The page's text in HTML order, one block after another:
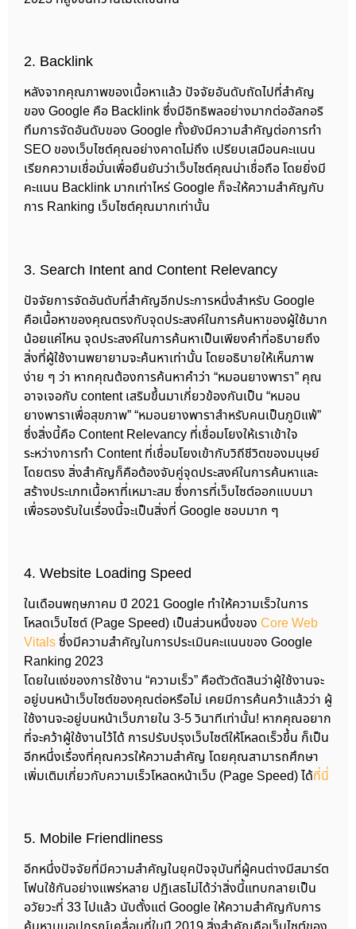
2. Backlink
หลังจากคุณภาพของเนื้อหาแล้ว ปัจจัยอันดับถัดไปที่สำคัญ
ของ Google คือ Backlink ซึ่งมีอิทธิพลอย่างมากต่ออัลกอริ
ทึมการจัดอันดับของ Google ทั้งยังมีความสำคัญต่อการทำ
SEO ของเว็บไซต์คุณอย่างคาดไม่ถึง เปรียบเสมือนคะแนน
เรียกความเชื่อมั่นเพื่อยืนยันว่าเว็บไซต์คุณน่าเชื่อถือ โดยยิ่งมี
คะแนน Backlink มากเท่าไหร่ Google ก็จะให้ความสำคัญกับ
การ Ranking เว็บไซต์คุณมากเท่านั้น
3. Search Intent and Content Relevancy
ปัจจัยการจัดอันดับที่สำคัญอีกประการหนึ่งสำหรับ Google
คือเนื้อหาของคุณตรงกับจุดประสงค์ในการค้นหาของผู้ใช้มาก
น้อยแค่ไหน จุดประสงค์ในการค้นหาเป็นเพียงคำที่อธิบายถึง
สิ่งที่ผู้ใช้งานพยายามจะค้นหาเท่านั้น โดยอธิบายให้เห็นภาพ
ง่าย ๆ ว่า หากคุณต้องการค้นหาคำว่า “หมอนยางพารา” คุณ
อาจเจอกับ content เสริมขึ้นมาเกี่ยวข้องกันเป็น “หมอน
ยางพาราเพื่อสุขภาพ” “หมอนยางพาราสำหรับคนเป็นภูมิแพ้”
ซึ่งสิ่งนี้คือ Content Relevancy ที่เชื่อมโยงให้เราเข้าใจ
ระหว่างการทำ Content ที่เชื่อมโยงเข้ากับวิถีชีวิตของมนุษย์
โดยตรง สิ่งสำคัญก็คือต้องจับคู่จุดประสงค์ในการค้นหาและ
สร้างประเภทเนื้อหาที่เหมาะสม ซึ่งการที่เว็บไซต์ออกแบบมา
เพื่อรองรับในเรื่องนี้จะเป็นสิ่งที่ Google ชอบมาก ๆ
4. Website Loading Speed
ในเดือนพฤษภาคม ปี 2021 Google ทำให้ความเร็วในการ
โหลดเว็บไซต์ (Page Speed) เป็นส่วนหนึ่งของ Core Web
Vitalsซึ่งมีความสำคัญในการประเมินคะแนนของ Google
Ranking 2023
โดยในแง่ของการใช้งาน “ความเร็ว” คือตัวตัดสินว่าผู้ใช้งานจะ
อยู่บนหน้าเว็บไซต์ของคุณต่อหรือไม่ เคยมีการค้นคว้าแล้วว่า ผู้
ใช้งานจะอยู่บนหน้าเว็บภายใน 3-5 วินาทีเท่านั้น! หากคุณอยาก
ที่จะคว้าผู้ใช้งานไว้ได้ การปรับปรุงเว็บไซต์ให้โหลดเร็วขึ้น ก็เป็น
อีกหนึ่งเรื่องที่คุณควรให้ความสำคัญ โดยคุณสามารถศึกษา
เพิ่มเติมเกี่ยวกับความเร็วโหลดหน้าเว็บ (Page Speed) ได้ที่นี่
5. Mobile Friendliness
อีกหนึ่งปัจจัยที่มีความสำคัญในยุคปัจจุบันที่ผู้คนต่างมีสมาร์ต
โฟนใช้กันอย่างแพร่หลาย ปฏิเสธไม่ได้ว่าสิ่งนี้แทบกลายเป็น
อวัยวะที่ 33 ไปแล้ว นับตั้งแต่ Google ให้ความสำคัญกับการ